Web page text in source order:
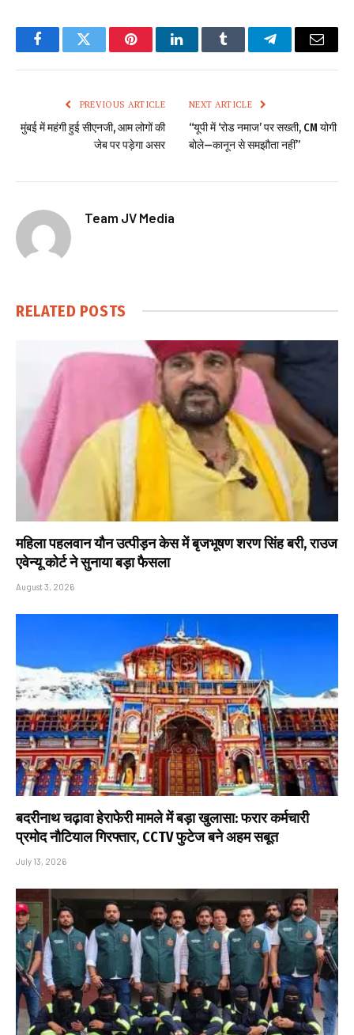
FacebookTwitter PinterestLinkedInTumblr TelegramEmail
PREVIOUS ARTICLE
मुंबई में महंगी हुई सीएनजी, आम लोगों की
जेब पर पड़ेगा असर
NEXT ARTICLE
“यूपी में ‘रोड नमाज’ पर सख्ती, CM योगी
बोले—कानून से समझौता नहीं”
Team JV Media
RELATED POSTS
महिला पहलवान यौन उत्पीड़न केस में बृजभूषण शरण सिंह बरी, राउज
एवेन्यू कोर्ट ने सुनाया बड़ा फैसला
August 3, 2026
बदरीनाथ चढ़ावा हेराफेरी मामले में बड़ा खुलासा: फरार कर्मचारी
प्रमोद नौटियाल गिरफ्तार, CCTV फुटेज बने अहम सबूत
July 13, 2026